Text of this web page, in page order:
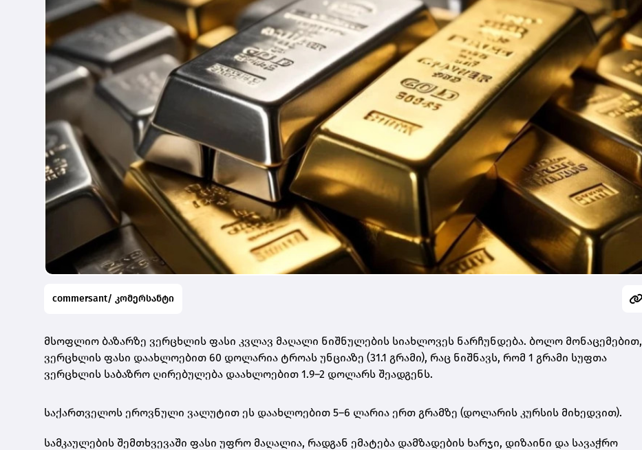
commersant/ კომერსანტი
მსოფლიო ბაზარზე ვერცხლის ფასი კვლავ მაღალი ნიშნულების სიახლოვეს ნარჩუნდება. ბოლო მონაცემებით,
ვერცხლის ფასი დაახლოებით 60 დოლარია ტროას უნციაზე (31.1 გრამი), რაც ნიშნავს, რომ 1 გრამი სუფთა
ვერცხლის საბაზრო ღირებულება დაახლოებით 1.9–2 დოლარს შეადგენს.
საქართველოს ეროვნული ვალუტით ეს დაახლოებით 5–6 ლარია ერთ გრამზე (დოლარის კურსის მიხედვით).
სამკაულების შემთხვევაში ფასი უფრო მაღალია, რადგან ემატება დამზადების ხარჯი, დიზაინი და სავაჭრო